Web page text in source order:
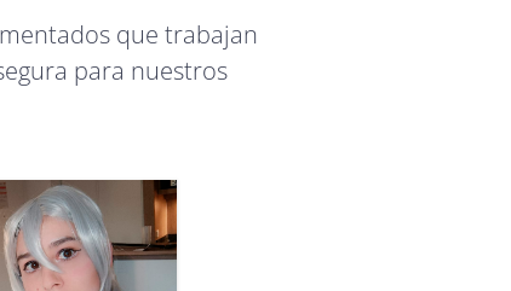
que trabajan
para nuestros